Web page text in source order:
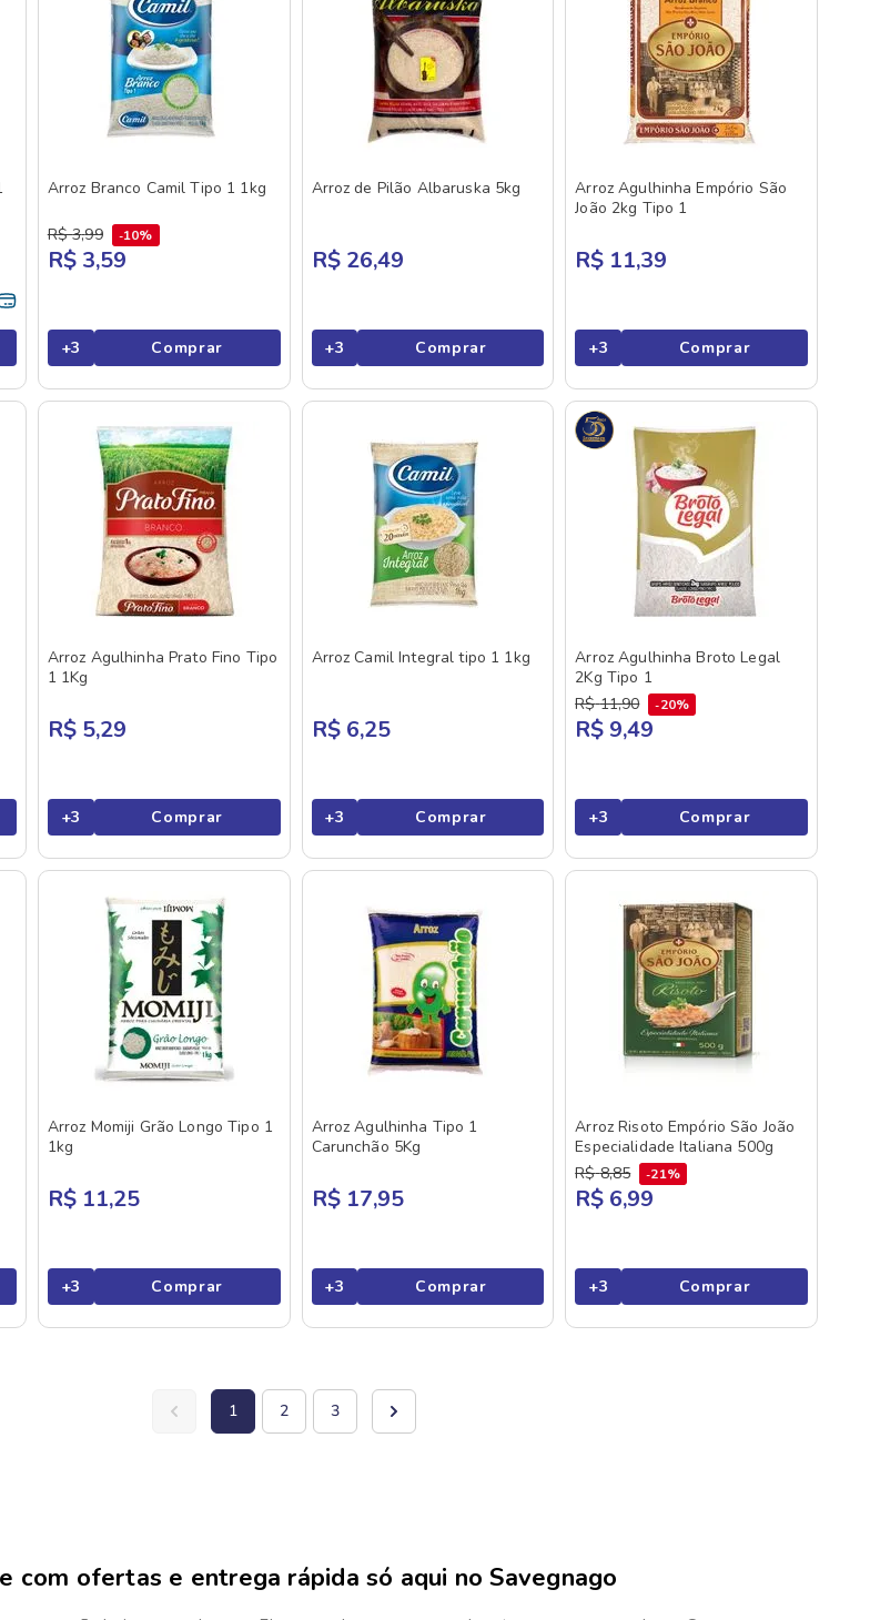
Arroz Branco Camil Tipo 1 1kg
R$ 3,99 10%
R$ 3,59
+3 Comprar
Arroz de Pilão Albaruska 5kg
R$ 26,49
+3 Comprar
Arroz Agulhinha Empório São
João 2kg Tipo 1
R$ 11,39
+3 Comprar
Arroz Agulhinha Prato Fino Tipo
1 1Kg
R$ 5,29
+3 Comprar
Arroz Camil Integral tipo 1 1kg
R$ 6,25
+3 Comprar
Arroz Agulhinha Broto Legal
2Kg Tipo 1
R$ 11,90 20%
R$ 9,49
+3 Comprar
Arroz Momiji Grão Longo Tipo 1
1kg
R$ 11,25
+3 Comprar
Arroz Agulhinha Tipo 1
Carunchão 5Kg
R$ 17,95
+3 Comprar
Arroz Risoto Empório São João
Especialidade Italiana 500g
R$ 8,85 21%
R$ 6,99
+3 Comprar
1 2 3
com ofertas e entrega rápida só aqui no Savegnago